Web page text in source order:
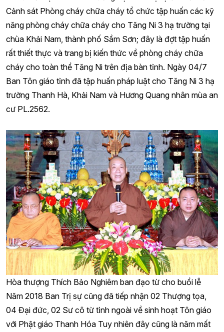
Cảnh sát Phòng cháy chữa cháy tổ chức tập huấn các kỹ
năng phòng cháy chữa cháy cho Tăng Ni 3 hạ trường tại
chùa Khải Nam, thành phố Sầm Sơn; đây là đợt tập huấn
rất thiết thực và trang bị kiến thức về phòng cháy chữa
cháy cho toàn thể Tăng Ni trên địa bàn tỉnh. Ngày 04/7
Ban Tôn giáo tỉnh đã tập huấn pháp luật cho Tăng Ni 3 hạ
trường Thanh Hà, Khải Nam và Hương Quang nhân mùa an
cư PL.2562.
Hòa thượng Thích Bảo Nghiêm ban đạo từ cho buổi lễ
Năm 2018 Ban Trị sự cũng đã tiếp nhận 02 Thượng tọa,
04 Đại đức, 02 Sư cô từ tỉnh ngoài về sinh hoạt Tôn giáo
với Phật giáo Thanh Hóa Tuy nhiên đây cũng là năm mất